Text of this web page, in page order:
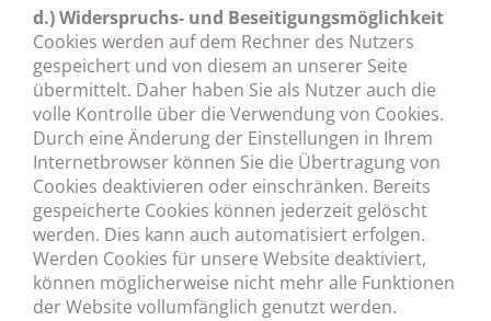
d.) Widerspruchs- und Beseitigungsmöglichkeit
Cookies werden auf dem Rechner des Nutzers
gespeichert und von diesem an unserer Seite
übermittelt. Daher haben Sie als Nutzer auch die
volle Kontrolle über die Verwendung von Cookies.
Durch eine Änderung der Einstellungen in Ihrem
Internetbrowser können Sie die Übertragung von
Cookies deaktivieren oder einschränken. Bereits
gespeicherte Cookies können jederzeit gelöscht
werden. Dies kann auch automatisiert erfolgen.
Werden Cookies für unsere Website deaktiviert,
können möglicherweise nicht mehr alle Funktionen
der Website vollumfänglich genutzt werden.